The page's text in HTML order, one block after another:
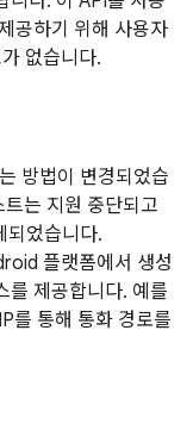
공하기 위해 사용자
없습니다.
방법이 변경되었습
는 지원 중단되고
되었습니다.
플랫폼에서 생성
를 제공합니다. 예를
를 통해 통화 경로를